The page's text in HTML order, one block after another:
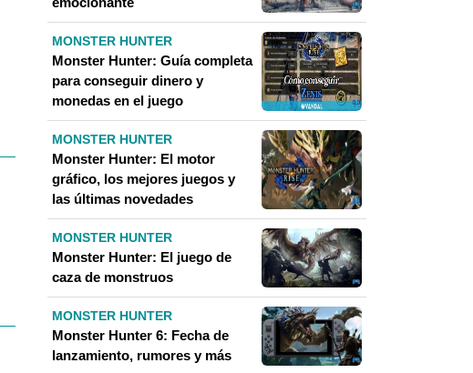
MONSTER HUNTER
Monster Hunter: Guía completa
para conseguir dinero y
monedas en el juego
MONSTER HUNTER
Monster Hunter: El motor
gráfico, los mejores juegos y
las últimas novedades
MONSTER HUNTER
Monster Hunter: El juego de
caza de monstruos
MONSTER HUNTER
Monster Hunter 6: Fecha de
lanzamiento, rumores y más